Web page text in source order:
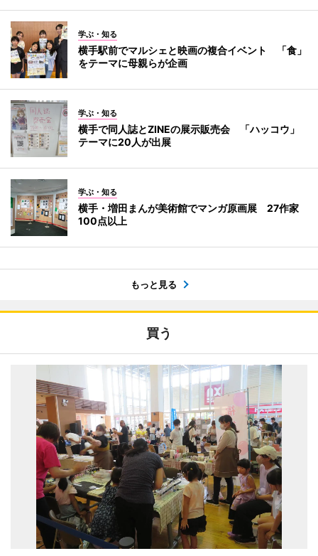
学ぶ・知る
横手駅前でマルシェと映画の複合イベント 「食」
をテーマに母親らが企画
学ぶ・知る
横手で同人誌とZINEの展示販売会 「ハッコウ」
テーマに20人が出展
学ぶ・知る
横手・増田まんが美術館でマンガ原画展 27作家
100点以上
もっと見る
買う